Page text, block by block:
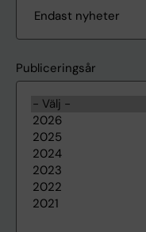
Publiceringsår